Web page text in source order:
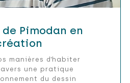
Pimodan en
manières d’habiter
une pratique
du dessin